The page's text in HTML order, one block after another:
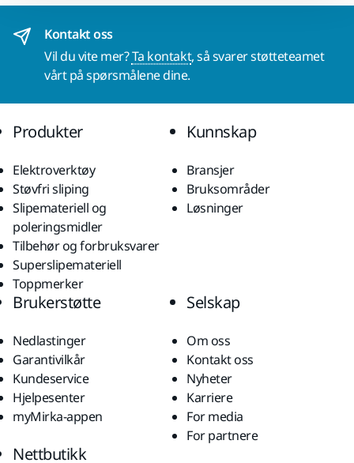
Kontakt oss
Vil du vite mer?Ta kontakt, så svarer støtteteamet
vårt på spørsmålene dine.
Produkter
Elektroverktøy
Støvfri sliping
Slipemateriell og
poleringsmidler
Tilbehør og forbruksvarer
Superslipemateriell
Toppmerker
Kunnskap
Bransjer
Bruksområder
Løsninger
Brukerstøtte
Nedlastinger
Garantivilkår
Kundeservice
Hjelpesenter
myMirka-appen
Selskap
Om oss
Kontakt oss
Nyheter
Karriere
For media
For partnere
Nettbutikk